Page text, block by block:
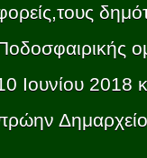
Ιουνίου 2018